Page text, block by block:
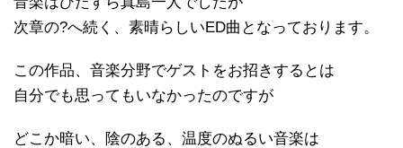
次章の?へ続く、素晴らしいED曲となっております。
この作品、音楽分野でゲストをお招きするとは
自分でも思ってもいなかったのですが
どこか暗い、陰のある、温度のぬるい音楽は